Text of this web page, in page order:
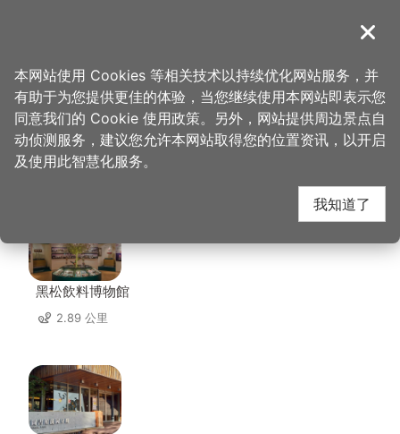
導覽
首页 > 想去的地方 > 住宿 > 美堤时尚旅店
美堤时尚旅店 周边景点
黑松飲料博物館
2.89 公里
关闭
本网站使用 Cookies 等相关技术以持续优化网站服务，并
有助于为您提供更佳的体验，当您继续使用本网站即表示您
同意我们的 Cookie 使用政策。另外，网站提供周边景点自
动侦测服务，建议您允许本网站取得您的位置资讯，以开启
及使用此智慧化服务。
我知道了